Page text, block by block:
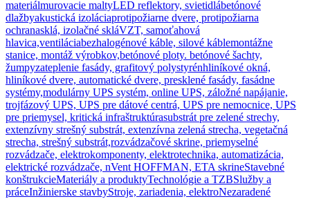
materiálmurovacie maltyLED reflektory, svietidlábetónové
dlažbyakustická izoláciaprotipožiarne dvere, protipožiarna
ochranasklá, izolačné skláVZT, samoťahová
hlavica,ventiláciabezhalogénové káble, silové káblemontážne
stanice, montáž výrobkov,betónové ploty. betónové šachty,
žumpyzateplenie fasády, grafitový polystyrénhliníkové okná,
hliníkové dvere, automatické dvere, presklené fasády, fasádne
systémy,modulárny UPS systém, online UPS, záložné napájanie,
trojfázový UPS, UPS pre dátové centrá, UPS pre nemocnice, UPS
pre priemysel, kritická infraštruktúrasubstrát pre zelené strechy,
extenzívny strešný substrát, extenzívna zelená strecha, vegetačná
strecha, strešný substrát,rozvádzačové skrine, priemyselné
rozvádzače, elektrokomponenty, elektrotechnika, automatizácia,
elektrické rozvádzače, nVent HOFFMAN, ETA skrineStavebné
konštrukcieMateriály a produktyTechnológie a TZBSlužby a
práceInžinierske stavbyStroje, zariadenia, elektroNezaradené